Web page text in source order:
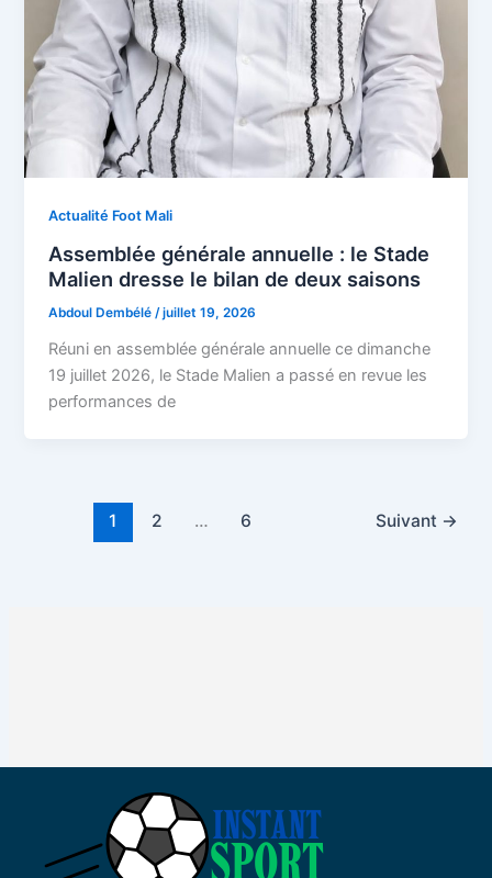
Actualité Foot Mali
Assemblée générale annuelle : le Stade
Malien dresse le bilan de deux saisons
Abdoul Dembélé/juillet 19, 2026
Réuni en assemblée générale annuelle ce dimanche
19 juillet 2026, le Stade Malien a passé en revue les
performances de
1 2 … 6 Suivant →